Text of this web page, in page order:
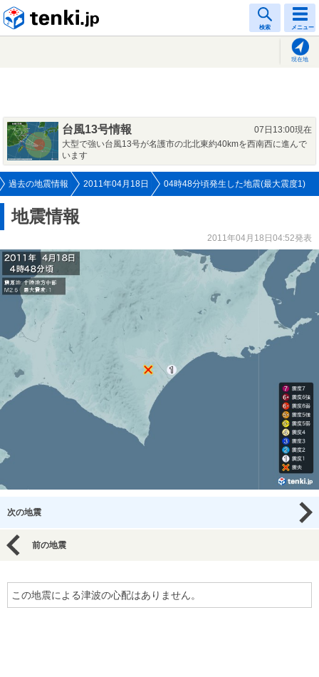
検索 メニュー
現在地
台風13号情報
07日13:00現在
大型で強い台風13号が名護市の北北東約40kmを西南西に進んで
います
過去の地震情報 2011年04月18日 04時48分頃発生した地震(最大震度1)
地震情報
2011年04月18日04:52発表
次の地震
前の地震
この地震による津波の心配はありません。